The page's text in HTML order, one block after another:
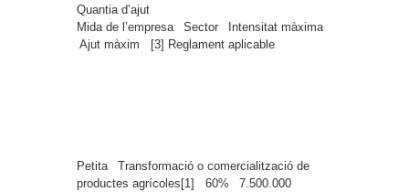
Quantia d’ajut
Mida de l’empresa
Sector
Intensitat màxima
Ajut màxim [3] Reglament aplicable
Petita
Transformació o comercialització de
productes agrícoles[1]
60%
7.500.000